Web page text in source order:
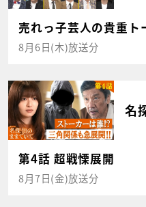
売れっ子芸人の貴重ト
8月6日(木)放送分
名
第4話 超戦慄展開
8月7日(金)放送分